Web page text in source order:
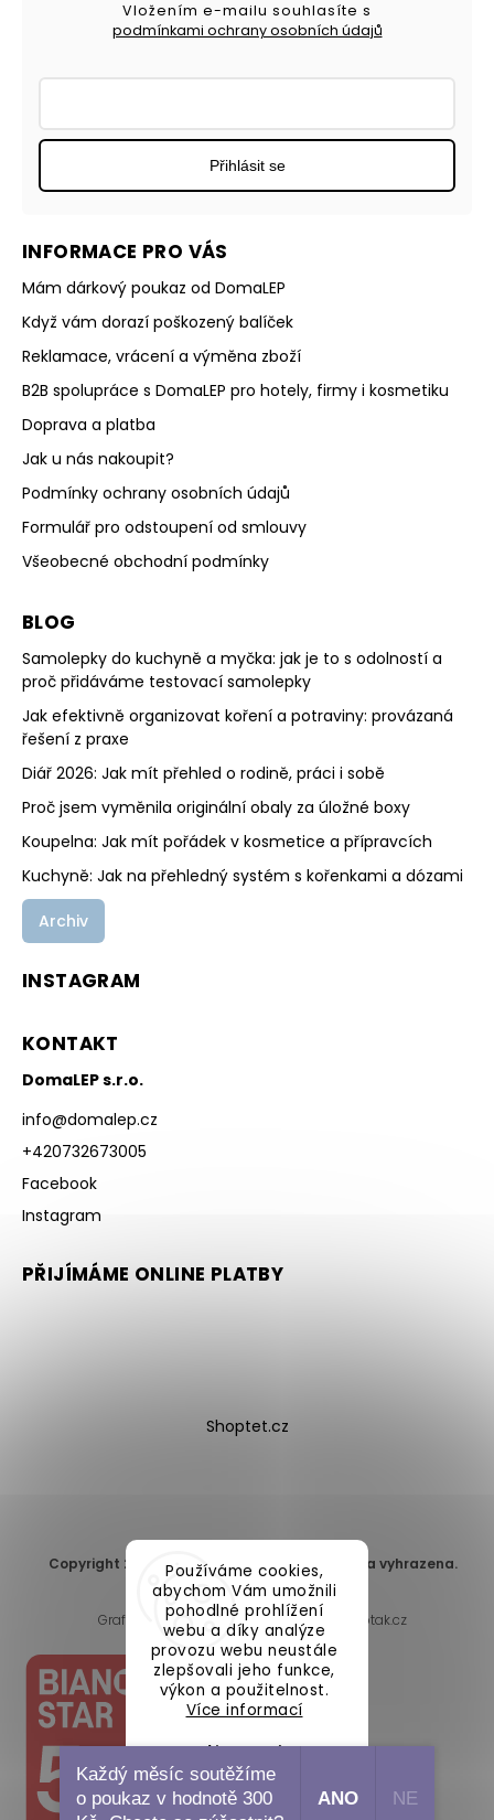
Používáme cookies,
abychom Vám umožnili
pohodlné prohlížení
webu a díky analýze
provozu webu neustále
zlepšovali jeho funkce,
výkon a použitelnost.
Více informací
Nastavení
INFORMACE PRO VÁS
Mám dárkový poukaz od DomaLEP
Když vám dorazí poškozený balíček
Reklamace, vrácení a výměna zboží
B2B spolupráce s DomaLEP pro hotely, firmy i kosmetiku
Doprava a platba
Jak u nás nakoupit?
Podmínky ochrany osobních údajů
Formulář pro odstoupení od smlouvy
Všeobecné obchodní podmínky
BLOG
Samolepky do kuchyně a myčka: jak je to s odolností a
proč přidáváme testovací samolepky
Jak efektivně organizovat koření a potraviny: provázaná
řešení z praxe
Diář 2026: Jak mít přehled o rodině, práci i sobě
Proč jsem vyměnila originální obaly za úložné boxy
Koupelna: Jak mít pořádek v kosmetice a přípravcích
Kuchyně: Jak na přehledný systém s kořenkami a dózami
Archiv
Vložením e-mailu souhlasíte s
podmínkami ochrany osobních údajů
Přihlásit se
INSTAGRAM
KONTAKT
DomaLEP s.r.o.
info@domalep.cz
+420732673005
Facebook
Instagram
PŘIJÍMÁME ONLINE PLATBY
Shoptet.cz
Copyright 2026 DomaLEP s.r.o. . Všechna práva vyhrazena.
Upravit nastavení cookies
Grafický návrh vytvořil a nakódoval
Shoptak.cz
Každý měsíc soutěžíme
o poukaz v hodnotě 300
ANO NE